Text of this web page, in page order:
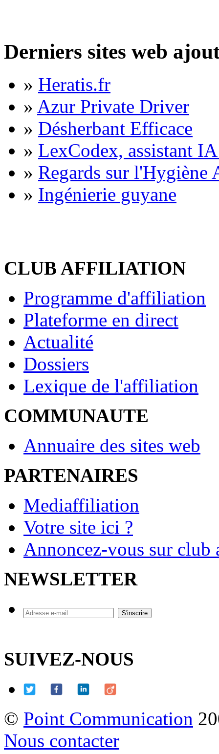
Derniers sites web
» Heratis.fr
» Azur Private Driver
» Désherbant Efficace
» LexCodex, assistant
» Regards sur l'Hygiène
» Ingénierie guyane
CLUB AFFILIATION
Programme d'affiliation
Plateforme en direct
Actualité
Dossiers
Lexique de l'affiliation
COMMUNAUTE
Annuaire des sites web
PARTENAIRES
Mediaffiliation
Votre site ici ?
Annoncez-vous sur
NEWSLETTER
SUIVEZ-NOUS
© Point Communication
Nous contacter